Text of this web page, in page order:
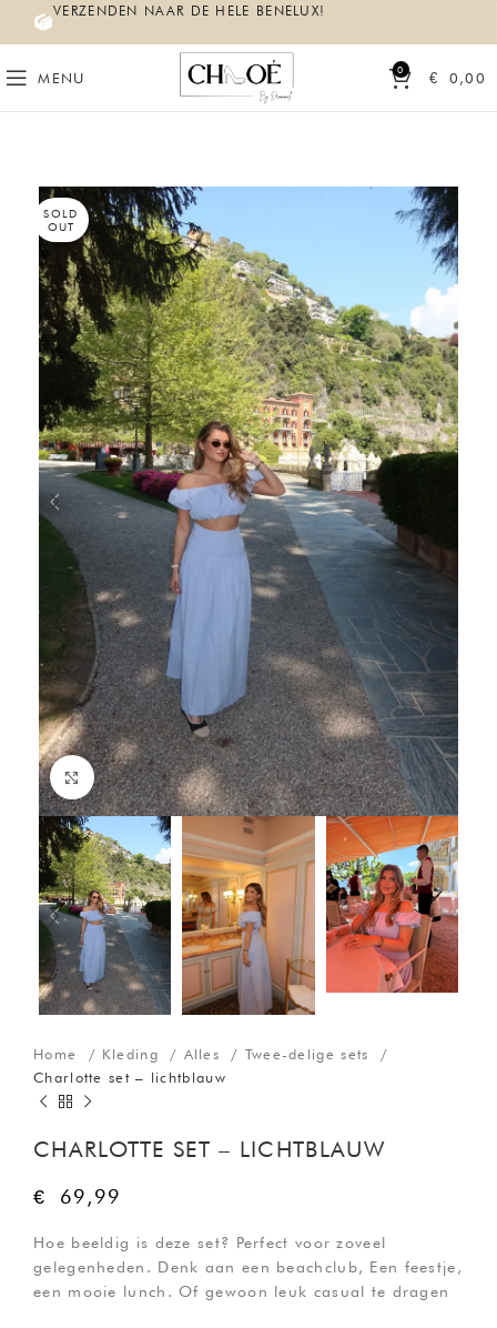
VERZENDEN NAAR DE HELE BENELUX!
MENU 0 € 0,00
SOLD
OUT
Click to enlarge
Home Kleding Alles
Twee-delige sets
Charlotte set – lichtblauw
CHARLOTTE SET – LICHTBLAUW
€ 69,99
Hoe beeldig is deze set? Perfect voor zoveel
gelegenheden. Denk aan een beachclub, Een feestje,
een mooie lunch. Of gewoon leuk casual te dragen